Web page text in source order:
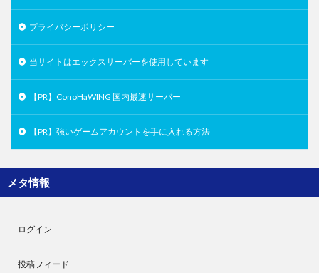
プライバシーポリシー
当サイトはエックスサーバーを使用しています
【PR】ConoHaWING 国内最速サーバー
【PR】強いゲームアカウントを手に入れる方法
メタ情報
ログイン
投稿フィード